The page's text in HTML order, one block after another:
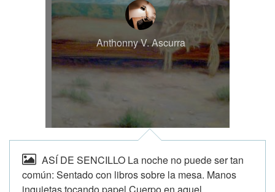
Anthonny V. Ascurra
ASÍ DE SENCILLO La noche no puede ser tan
común: Sentado con libros sobre la mesa. Manos